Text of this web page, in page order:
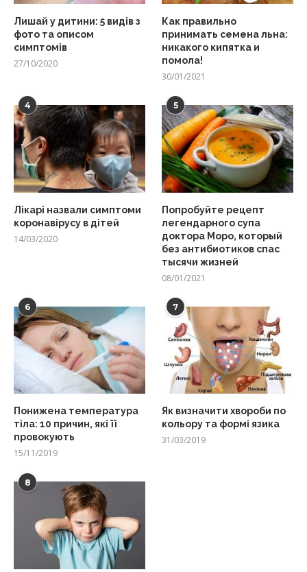
Лишай у дитини: 5 видів з
фото та описом
симптомів
27/10/2020
Как правильно
принимать семена льна:
никакого кипятка и
помола!
30/01/2021
4
Лікарі назвали симптоми
коронавірусу в дітей
14/03/2020
5
Попробуйте рецепт
легендарного супа
доктора Моро, который
без антибиотиков спас
тысячи жизней
08/01/2021
6
Понижена температура
тіла: 10 причин, які її
провокують
15/11/2019
7
Як визначити хвороби по
кольору та формі язика
31/03/2019
8